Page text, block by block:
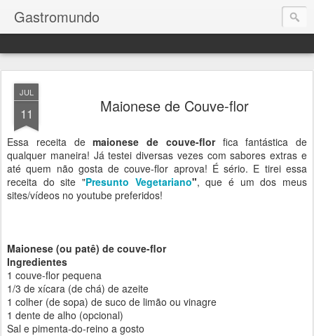
Gastromundo
JUL
11 Maionese de Couve-flor
Essa receita demaionese de couve-flor fica fantástica de
qualquer maneira! Já testei diversas vezes com sabores extras e
até quem não gosta de couve-flor aprova! É sério. E tirei essa
receita do site "Presunto Vegetariano", que é um dos meus
sites/vídeos no youtube preferidos!
Maionese (ou patê) de couve-flor
Ingredientes
1 couve-flor pequena
1/3 de xícara (de chá) de azeite
1 colher (de sopa) de suco de limão ou vinagre
1 dente de alho (opcional)
Sal e pimenta-do-reino a gosto